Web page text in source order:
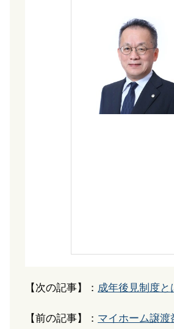
【次の記事】： 成年後見制度
【前の記事】： マイホーム譲渡